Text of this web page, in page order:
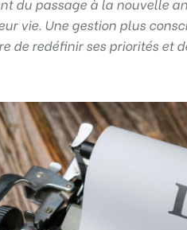
de passe sûr
vie. Une gestion plus
de redéfinir ses priorités et